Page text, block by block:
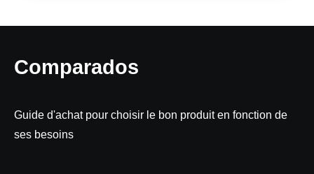
Comparados
Guide d'achat pour choisir le bon produit en fonction de
ses besoins